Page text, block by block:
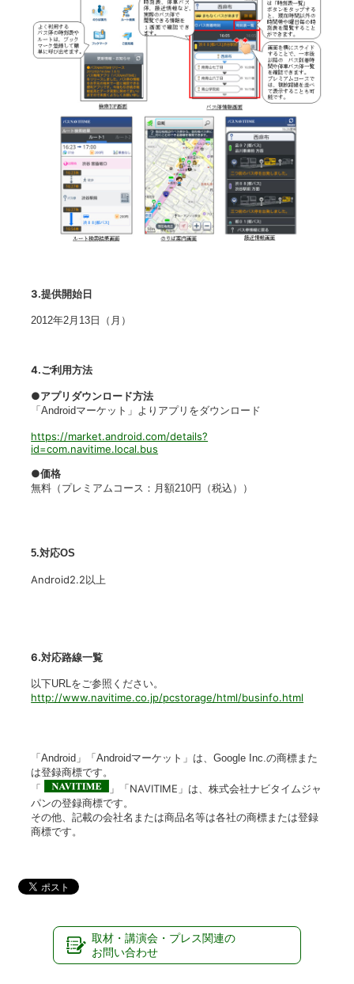
3.提供開始日
2012年2月13日（月）
4.ご利用方法
●アプリダウンロード方法
「Androidマーケット」よりアプリをダウンロード
https://market.android.com/details?
id=com.navitime.local.bus
●価格
無料（プレミアムコース：月額210円（税込））
5.対応OS
Android2.2以上
6.対応路線一覧
以下URLをご参照ください。
http://www.navitime.co.jp/pcstorage/html/businfo.html
「Android」「Androidマーケット」は、Google Inc.の商標また
は登録商標です。
「
」「NAVITIME」は、株式会社ナビタイムジャ
パンの登録商標です。
その他、記載の会社名または商品名等は各社の商標または登録
商標です。
取材・講演会・プレス関連の
お問い合わせ